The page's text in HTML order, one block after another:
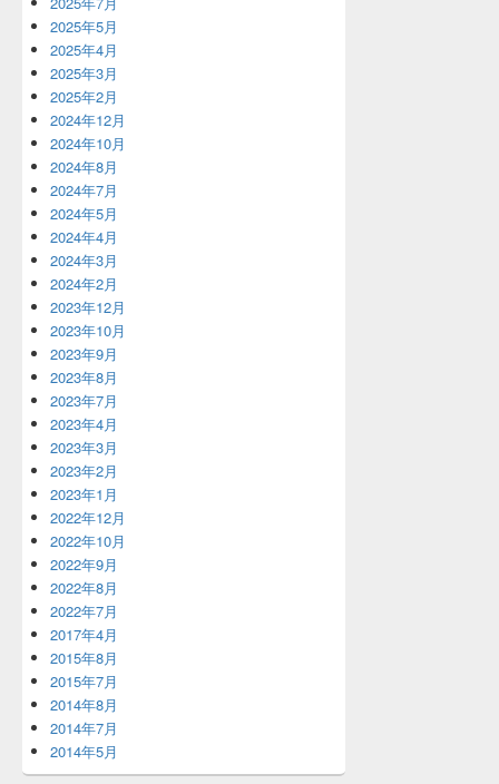
2025年5月
2025年4月
2025年3月
2025年2月
2024年12月
2024年10月
2024年8月
2024年7月
2024年5月
2024年4月
2024年3月
2024年2月
2023年12月
2023年10月
2023年9月
2023年8月
2023年7月
2023年4月
2023年3月
2023年2月
2023年1月
2022年12月
2022年10月
2022年9月
2022年8月
2022年7月
2017年4月
2015年8月
2015年7月
2014年8月
2014年7月
2014年5月